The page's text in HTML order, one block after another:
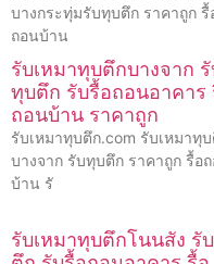
บางกระทุ่มรับทุบตึก ราคาถูก รื้
ถอนบ้าน
รับเหมาทุบตึกบางจาก
ทุบตึก รับรื้อถอนอาคาร
ถอนบ้าน ราคาถูก
รับเหมาทุบตึก.com รับเหมาทุ
บางจาก รับทุบตึก ราคาถูก รื้อ
บ้าน รั
รับเหมาทุบตึกโนนสัง รั